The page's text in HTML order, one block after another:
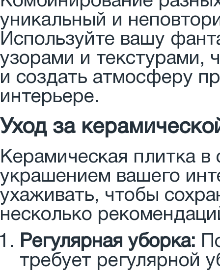
уникальный и
Используйте вашу
узорами и текстурами,
и создать атмосферу
интерьере.
Уход за
Керамическая плитка в
украшением вашего
ухаживать, чтобы
несколько
Регулярная уборка:
требует регулярной